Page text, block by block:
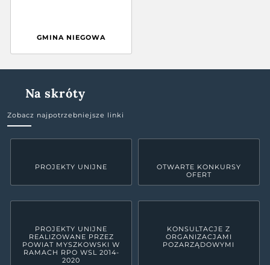
GMINA NIEGOWA
Na skróty
Zobacz najpotrzebniejsze linki
PROJEKTY UNIJNE
OTWARTE KONKURSY
OFERT
PROJEKTY UNIJNE
REALIZOWANE PRZEZ
POWIAT MYSZKOWSKI W
RAMACH RPO WSL 2014-
2020
KONSULTACJE Z
ORGANIZACJAMI
POZARZĄDOWYMI